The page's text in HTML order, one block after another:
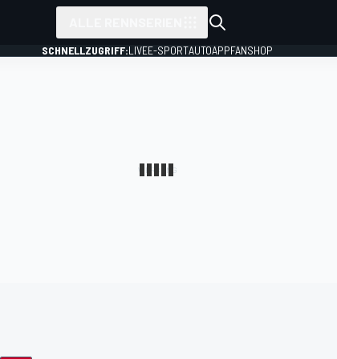
SCHNELLZUGRIFF:LIVEE-SPORTAUTOAPPFANSHOP